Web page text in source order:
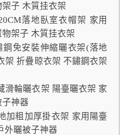
子 木質挂衣架
落地臥室衣帽架 家用
架子 木質挂衣架
鋼免安裝伸縮曬衣架(落地
架 折疊晾衣架 不鏽鋼衣架
滑輪曬衣架 陽臺曬衣架 家
子神器
加粗加厚掛衣架 家用陽臺
外曬被子神器